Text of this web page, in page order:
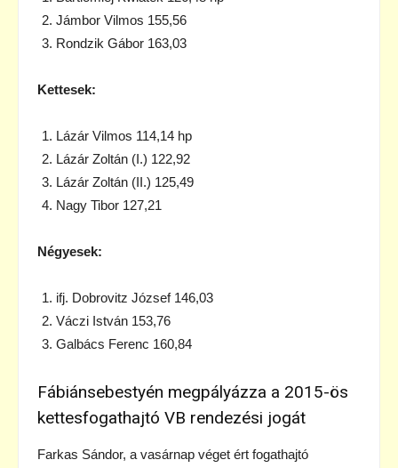
Jámbor Vilmos 155,56
Rondzik Gábor 163,03
Kettesek:
Lázár Vilmos 114,14 hp
Lázár Zoltán (I.) 122,92
Lázár Zoltán (II.) 125,49
Nagy Tibor 127,21
Négyesek:
ifj. Dobrovitz József 146,03
Váczi István 153,76
Galbács Ferenc 160,84
Fábiánsebestyén megpályázza a 2015-ös
kettesfogathajtó VB rendezési jogát
Farkas Sándor, a vasárnap véget ért fogathajtó